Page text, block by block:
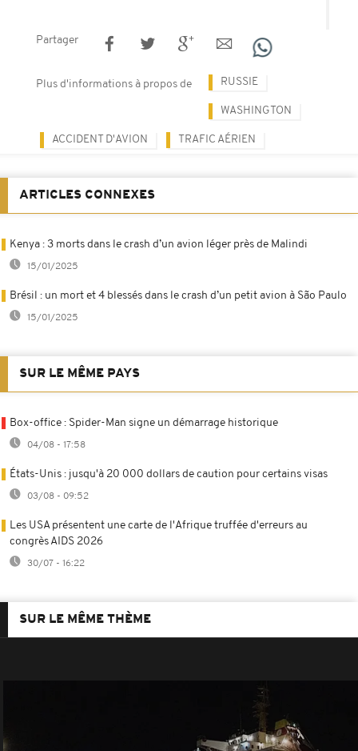
Partager
Plus d'informations à propos de RUSSIE
WASHINGTON
ACCIDENT D'AVION TRAFIC AÉRIEN
ARTICLES CONNEXES
Kenya : 3 morts dans le crash d’un avion léger près de Malindi
15/01/2025
Brésil : un mort et 4 blessés dans le crash d’un petit avion à São Paulo
15/01/2025
SUR LE MÊME PAYS
Box-office : Spider-Man signe un démarrage historique
04/08 - 17:58
États-Unis : jusqu'à 20 000 dollars de caution pour certains visas
03/08 - 09:52
Les USA présentent une carte de l'Afrique truffée d'erreurs au
congrès AIDS 2026
30/07 - 16:22
SUR LE MÊME THÈME